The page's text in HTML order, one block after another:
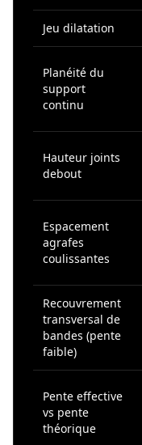
Jeu dilatation
Planéité du
support
continu
Hauteur joints
debout
Espacement
agrafes
coulissantes
Recouvrement
transversal de
bandes (pente
faible)
Pente effective
vs pente
théorique